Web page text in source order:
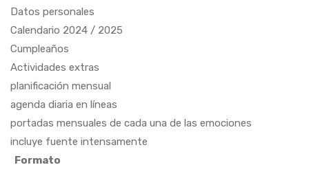
Datos personales
Calendario 2024 / 2025
Cumpleaños
Actividades extras
planificación mensual
agenda diaria en líneas
portadas mensuales de cada una de las emociones
incluye fuente intensamente
Formato